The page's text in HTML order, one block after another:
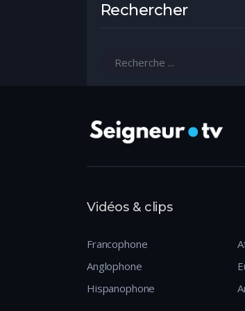
Rechercher
Recherche pour:
Vidéos & clips
Francophone
Anglophone
Hispanophone